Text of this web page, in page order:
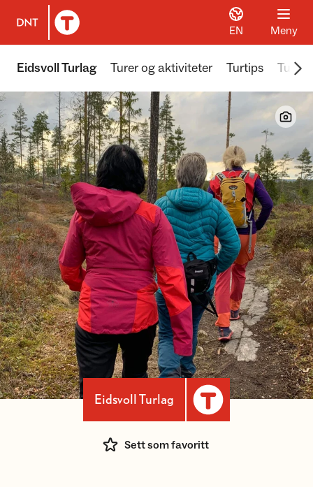
Til DNT.no forside
EN Meny
Eidsvoll Turlag Turer og aktiviteter Turtips
Eidsvoll Turlag
Sett som favoritt